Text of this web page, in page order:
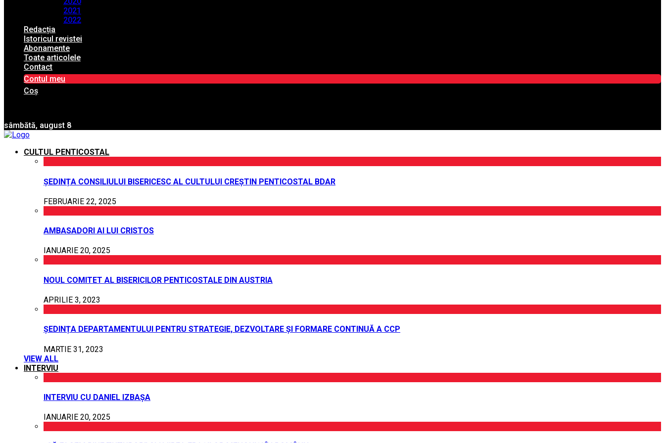
2021
2022
Redacția
Istoricul revistei
Abonamente
Toate articolele
Contact
Contul meu
Coș
sâmbătă, august 8
CULTUL PENTICOSTAL
ȘEDINȚA CONSILIULUI BISERICESC AL CULTULUI CREȘTIN PENTICOSTAL BDAR
FEBRUARIE 22, 2025
AMBASADORI AI LUI CRISTOS
IANUARIE 20, 2025
NOUL COMITET AL BISERICILOR PENTICOSTALE DIN AUSTRIA
APRILIE 3, 2023
ȘEDINȚA DEPARTAMENTULUI PENTRU STRATEGIE, DEZVOLTARE ȘI FORMARE CONTINUĂ A CCP
MARTIE 31, 2023
VIEW ALL
INTERVIU
INTERVIU CU DANIEL IZBAȘA
IANUARIE 20, 2025